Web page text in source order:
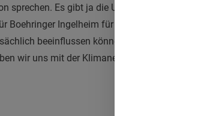
sprechen. Es gibt ja die Unterteilung in Scope
Ingelheim für Scope 1 und Scope
beeinflussen können, wie unsere
wir uns mit der Klimaneutralität bis in acht